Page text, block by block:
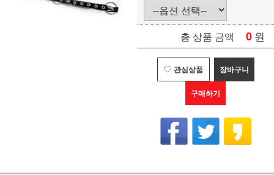
총 상품 금액 0 원
관심상품 장바구니
구매하기